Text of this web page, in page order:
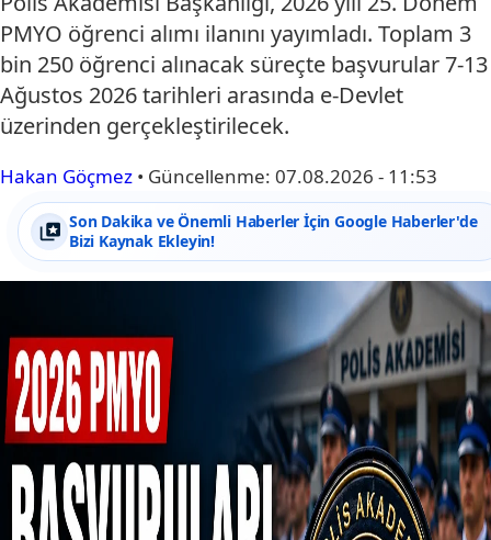
PMYO öğrenci alımı ilanını yayımladı. Toplam 3
bin 250 öğrenci alınacak süreçte başvurular 7-13
Ağustos 2026 tarihleri arasında e-Devlet
üzerinden gerçekleştirilecek.
Hakan Göçmez • Güncellenme: 07.08.2026 - 11:53
Son Dakika ve Önemli Haberler İçin Google Haberler'de
Bizi Kaynak Ekleyin!